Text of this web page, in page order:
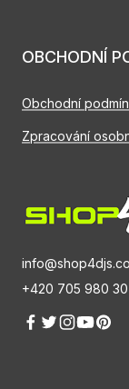
+420 705 980
OBCHODNÍ
Obchodní
Zpracování